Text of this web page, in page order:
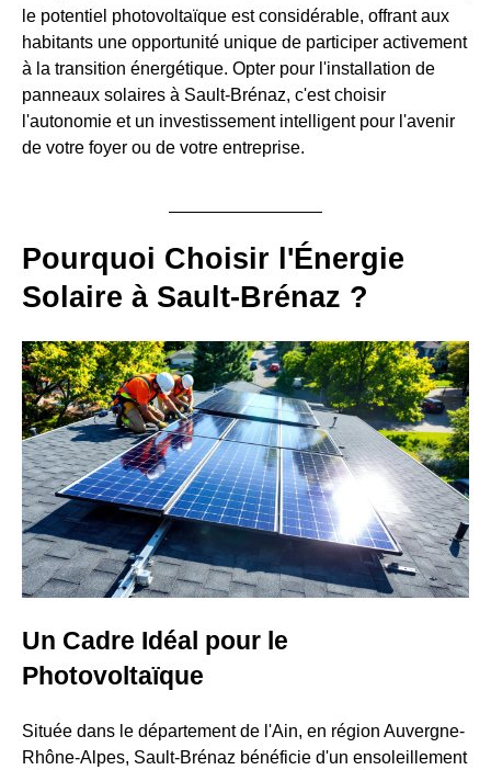
le potentiel photovoltaïque est considérable, offrant aux
habitants une opportunité unique de participer activement
à la transition énergétique. Opter pour l'installation de
panneaux solaires à Sault-Brénaz, c'est choisir
l'autonomie et un investissement intelligent pour l'avenir
de votre foyer ou de votre entreprise.
Pourquoi Choisir l'Énergie
Solaire à Sault-Brénaz ?
Un Cadre Idéal pour le
Photovoltaïque
Située dans le département de l'Ain, en région Auvergne-
Rhône-Alpes, Sault-Brénaz bénéficie d'un ensoleillement